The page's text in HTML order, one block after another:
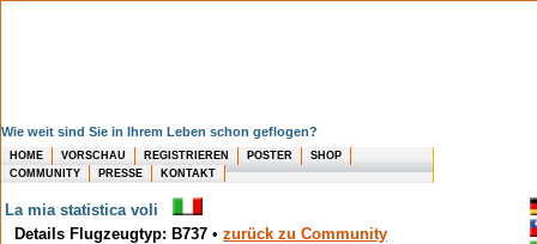
Wie weit sind Sie in Ihrem Leben schon geflogen?
HOME VORSCHAU REGISTRIEREN POSTER
SHOP
COMMUNITY
PRESSE KONTAKT
La mia statistica voli
Details Flugzeugtyp: B737 • zurück zu Community